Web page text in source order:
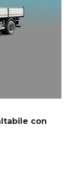
con